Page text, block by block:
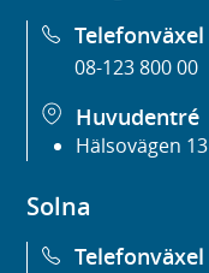
Telefonväxel
08-123 800 00
Huvudentré
Hälsovägen 13
Solna
Telefonväxel